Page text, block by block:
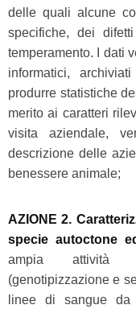
delle quali alcune
specifiche, dei
temperamento. I dati
informatici,
produrre statistiche
merito ai caratteri
visita aziendale,
descrizione delle
benessere animale;
AZIONE 2.
specie autoctone
ampia attività
(genotipizzazione e
linee di sangue da